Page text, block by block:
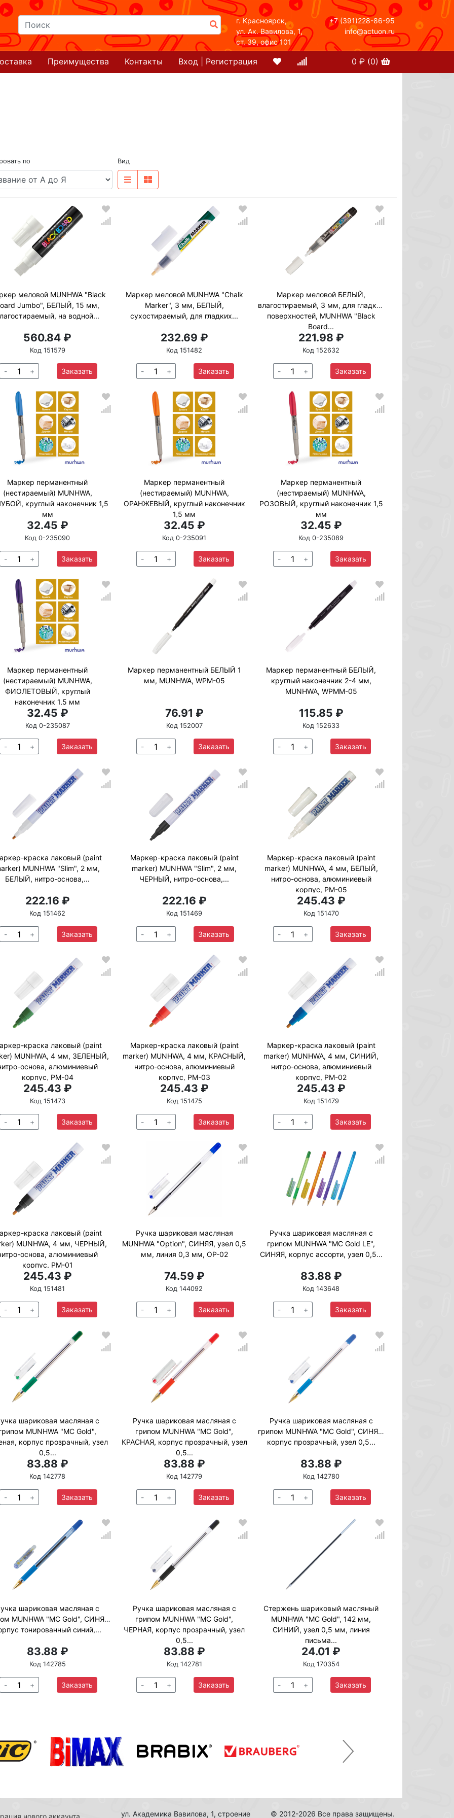
г. Красноярск,
ул. Ак. Вавилова, 1,
ст. 39, офис 101
+7 (391)228-86-95
info@actuon.ru
Преимущества Контакты Вход | Регистрация 0 ₽ (0)
по Вид
меловой MUNHWA "Black
Jumbo", БЕЛЫЙ, 15 мм,
на водной...
560.84 ₽
Код 151579
- + Заказать
Маркер меловой MUNHWA "Chalk
Marker", 3 мм, БЕЛЫЙ,
сухостираемый, для гладких...
232.69 ₽
Код 151482
- + Заказать
Маркер меловой БЕЛЫЙ,
влагостираемый, 3 мм, для гладких
поверхностей, MUNHWA "Black
Board...
221.98 ₽
Код 152632
- + Заказать
Маркер перманентный
(нестираемый) MUNHWA,
круглый наконечник 1,5
мм
32.45 ₽
Код 0-235090
- + Заказать
Маркер перманентный
(нестираемый) MUNHWA,
ОРАНЖЕВЫЙ, круглый наконечник
1,5 мм
32.45 ₽
Код 0-235091
- + Заказать
Маркер перманентный
(нестираемый) MUNHWA,
РОЗОВЫЙ, круглый наконечник 1,5
мм
32.45 ₽
Код 0-235089
- + Заказать
Маркер перманентный
(нестираемый) MUNHWA,
ФИОЛЕТОВЫЙ, круглый
наконечник 1,5 мм
32.45 ₽
Код 0-235087
- + Заказать
Маркер перманентный БЕЛЫЙ 1
мм, MUNHWA, WPM-05
76.91 ₽
Код 152007
- + Заказать
Маркер перманентный БЕЛЫЙ,
круглый наконечник 2-4 мм,
MUNHWA, WPMM-05
115.85 ₽
Код 152633
- + Заказать
краска лаковый (paint
MUNHWA "Slim", 2 мм,
БЕЛЫЙ, нитро-основа,...
222.16 ₽
Код 151462
- + Заказать
Маркер-краска лаковый (paint
marker) MUNHWA "Slim", 2 мм,
ЧЕРНЫЙ, нитро-основа,...
222.16 ₽
Код 151469
- + Заказать
Маркер-краска лаковый (paint
marker) MUNHWA, 4 мм, БЕЛЫЙ,
нитро-основа, алюминиевый
корпус, PM-05
245.43 ₽
Код 151470
- + Заказать
краска лаковый (paint
MUNHWA, 4 мм, ЗЕЛЕНЫЙ,
основа, алюминиевый
корпус, PM-04
245.43 ₽
Код 151473
- + Заказать
Маркер-краска лаковый (paint
marker) MUNHWA, 4 мм, КРАСНЫЙ,
нитро-основа, алюминиевый
корпус, PM-03
245.43 ₽
Код 151475
- + Заказать
Маркер-краска лаковый (paint
marker) MUNHWA, 4 мм, СИНИЙ,
нитро-основа, алюминиевый
корпус, PM-02
245.43 ₽
Код 151479
- + Заказать
краска лаковый (paint
MUNHWA, 4 мм, ЧЕРНЫЙ,
основа, алюминиевый
корпус, PM-01
245.43 ₽
Код 151481
- + Заказать
Ручка шариковая масляная
MUNHWA "Option", СИНЯЯ, узел 0,5
мм, линия 0,3 мм, OP-02
74.59 ₽
Код 144092
- + Заказать
Ручка шариковая масляная с
грипом MUNHWA "MC Gold LE",
СИНЯЯ, корпус ассорти, узел 0,5...
83.88 ₽
Код 143648
- + Заказать
шариковая масляная с
MUNHWA "MC Gold",
корпус прозрачный, узел
0,5...
83.88 ₽
Код 142778
- + Заказать
Ручка шариковая масляная с
грипом MUNHWA "MC Gold",
КРАСНАЯ, корпус прозрачный, узел
0,5...
83.88 ₽
Код 142779
- + Заказать
Ручка шариковая масляная с
грипом MUNHWA "MC Gold", СИНЯЯ,
корпус прозрачный, узел 0,5...
83.88 ₽
Код 142780
- + Заказать
шариковая масляная с
MUNHWA "MC Gold", СИНЯЯ,
тонированный синий,...
83.88 ₽
Код 142785
- + Заказать
Ручка шариковая масляная с
грипом MUNHWA "MC Gold",
ЧЕРНАЯ, корпус прозрачный, узел
0,5...
83.88 ₽
Код 142781
- + Заказать
Стержень шариковый масляный
MUNHWA "MC Gold", 142 мм,
СИНИЙ, узел 0,5 мм, линия
письма...
24.01 ₽
Код 170354
- + Заказать
Next
нового аккаунта ул. Академика Вавилова, 1, строение © 2012-2026 Все права защищены.